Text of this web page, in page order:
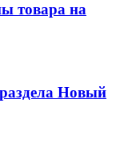
товара на
Новый